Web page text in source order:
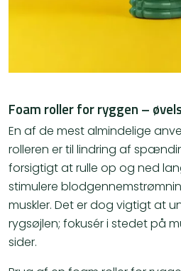
Foam roller for ryggen –
En af de mest almindelige
rolleren er til lindring af
forsigtigt at rulle op og ned
stimulere
muskler. Det er dog vigtigt at
rygsøjlen; fokusér i stedet på
sider.